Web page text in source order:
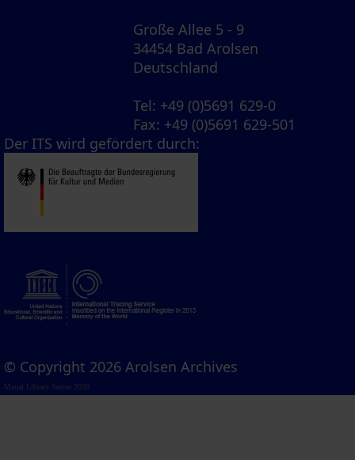
Große Allee 5 - 9
34454 Bad Arolsen
Deutschland
Tel: +49 (0)5691 629-0
Fax: +49 (0)5691 629-501
Der ITS wird gefördert durch:
© Copyright 2026 Arolsen Archives
Visual Library Server 2026